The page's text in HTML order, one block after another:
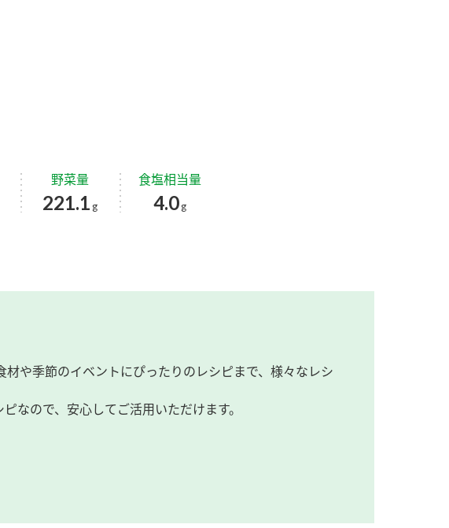
野菜量
221.1 g
食塩相当量
4.0 g
や季節のイベントにぴったりのレシピまで、様々なレシ
なので、安心してご活用いただけます。